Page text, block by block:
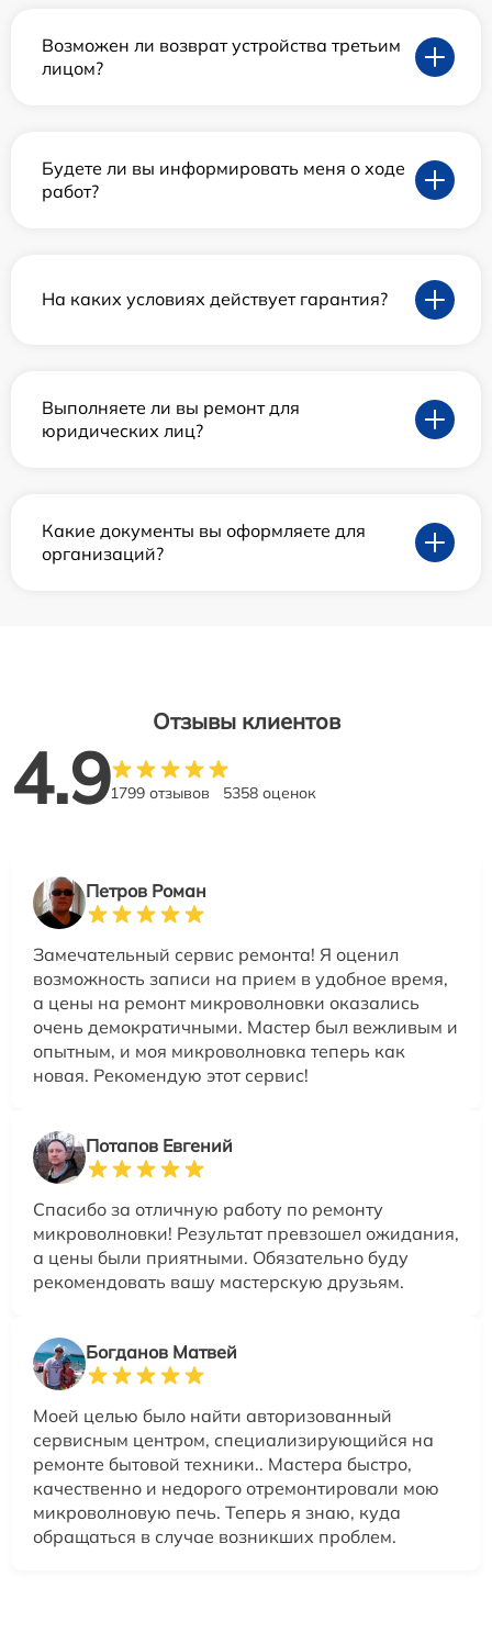
Возможен ли возврат устройства третьим
лицом?
Будете ли вы информировать меня о ходе
работ?
На каких условиях действует гарантия?
Выполняете ли вы ремонт для
юридических лиц?
Какие документы вы оформляете для
организаций?
Отзывы клиентов
4.91799 отзывов 5358 оценок
Петров Роман
Замечательный сервис ремонта! Я оценил
возможность записи на прием в удобное время,
а цены на ремонт микроволновки оказались
очень демократичными. Мастер был вежливым и
опытным, и моя микроволновка теперь как
новая. Рекомендую этот сервис!
Потапов Евгений
Спасибо за отличную работу по ремонту
микроволновки! Результат превзошел ожидания,
а цены были приятными. Обязательно буду
рекомендовать вашу мастерскую друзьям.
Богданов Матвей
Моей целью было найти авторизованный
сервисным центром, специализирующийся на
ремонте бытовой техники.. Мастера быстро,
качественно и недорого отремонтировали мою
микроволновую печь. Теперь я знаю, куда
обращаться в случае возникших проблем.